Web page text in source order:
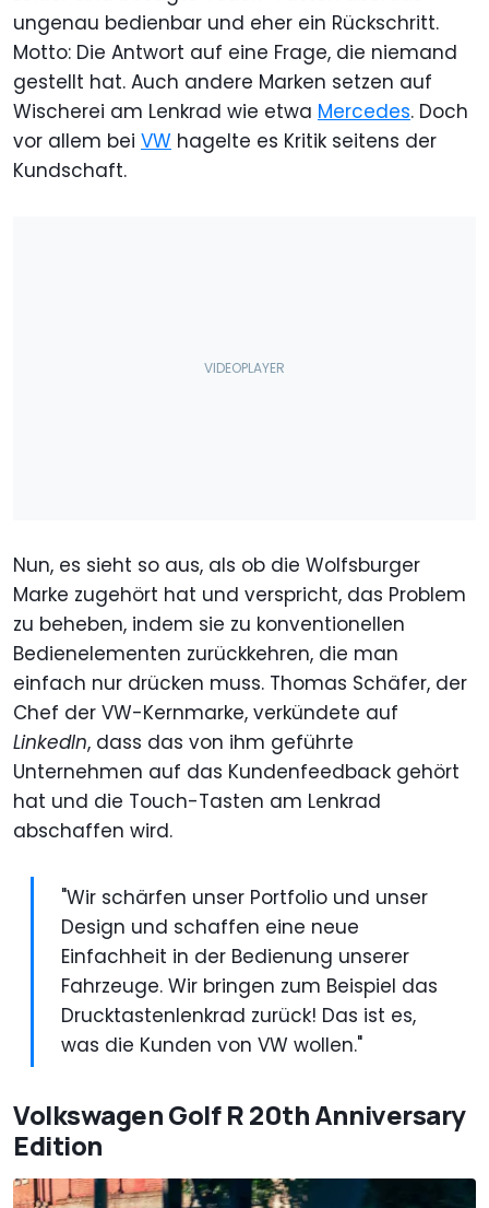
ungenau bedienbar und eher ein Rückschritt.
Motto: Die Antwort auf eine Frage, die niemand
gestellt hat. Auch andere Marken setzen auf
Wischerei am Lenkrad wie etwa Mercedes. Doch
vor allem bei VW hagelte es Kritik seitens der
Kundschaft.
Nun, es sieht so aus, als ob die Wolfsburger
Marke zugehört hat und verspricht, das Problem
zu beheben, indem sie zu konventionellen
Bedienelementen zurückkehren, die man
einfach nur drücken muss. Thomas Schäfer, der
Chef der VW-Kernmarke, verkündete auf
LinkedIn, dass das von ihm geführte
Unternehmen auf das Kundenfeedback gehört
hat und die Touch-Tasten am Lenkrad
abschaffen wird.
"Wir schärfen unser Portfolio und unser
Design und schaffen eine neue
Einfachheit in der Bedienung unserer
Fahrzeuge. Wir bringen zum Beispiel das
Drucktastenlenkrad zurück! Das ist es,
was die Kunden von VW wollen."
Volkswagen Golf R 20th Anniversary
Edition